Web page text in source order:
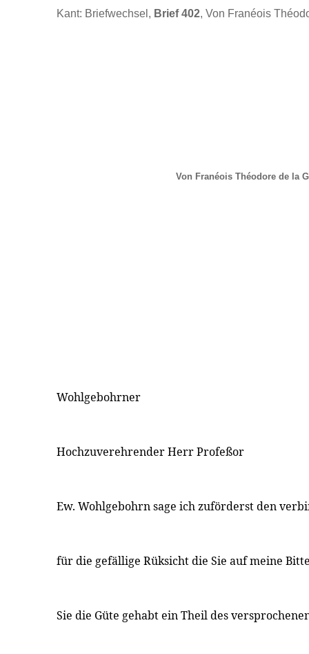
Kant: Briefwechsel, Brief 402, Von Franéois
Von Franéois Théodore de la
Wohlgebohrner
Hochzuverehrender Herr Profeßor
Ew. Wohlgebohrn sage ich zuförderst den
für die gefällige Rüksicht die Sie auf meine
Sie die Güte gehabt ein Theil des